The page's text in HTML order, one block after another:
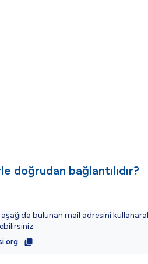
doğrudan bağlantılıdır?
bulunan mail adresini